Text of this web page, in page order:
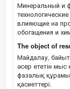
Минеральный и
влияющие на
обогащения и
The object of
Майдалау,
әсер ететін
фазалық
қасиеттері.